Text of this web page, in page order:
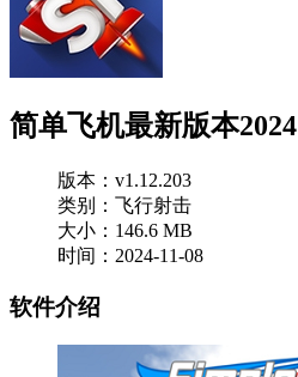
简单飞机最新版本2024
版本：v1.12.203
类别：飞行射击
大小：146.6 MB
时间：2024-11-08
软件介绍